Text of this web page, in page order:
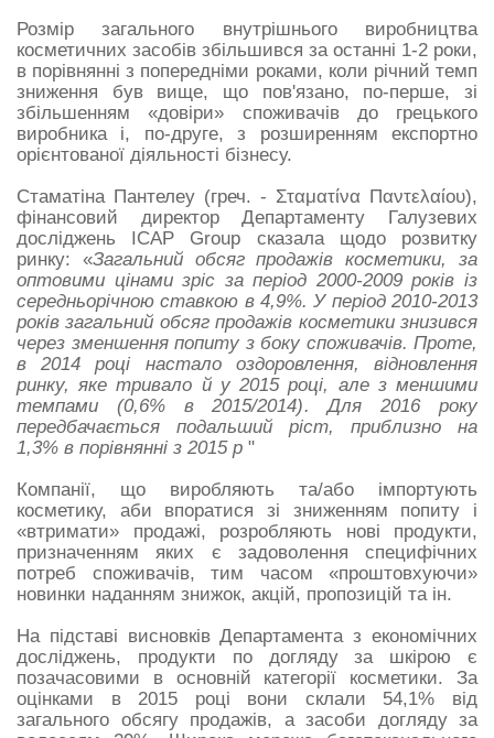
Розмір загального внутрішнього виробництва
косметичних засобів збільшився за останні 1-2 роки,
в порівнянні з попередніми роками, коли річний темп
зниження був вище, що пов'язано, по-перше, зі
збільшенням «довіри» споживачів до грецького
виробника і, по-друге, з розширенням експортно
орієнтованої діяльності бізнесу.
Стаматіна Пантелеу (греч. - Σταματίνα Παντελαίου),
фінансовий директор Департаменту Галузевих
досліджень ICAP Group сказала щодо розвитку
ринку: «Загальний обсяг продажів косметики, за
оптовими цінами зріс за період 2000-2009 років із
середньорічною ставкою в 4,9%. У період 2010-2013
років загальний обсяг продажів косметики знизився
через зменшення попиту з боку споживачів. Проте,
в 2014 році настало оздоровлення, відновлення
ринку, яке тривало й у 2015 році, але з меншими
темпами (0,6% в 2015/2014). Для 2016 року
передбачається подальший ріст, приблизно на
1,3% в порівнянні з 2015 р "
Компанії, що виробляють та/або імпортують
косметику, аби впоратися зі зниженням попиту і
«втримати» продажі, розробляють нові продукти,
призначенням яких є задоволення специфічних
потреб споживачів, тим часом «проштовхуючи»
новинки наданням знижок, акцій, пропозицій та ін.
На підставі висновків Департамента з економічних
досліджень, продукти по догляду за шкірою є
позачасовими в основній категорії косметики. За
оцінками в 2015 році вони склали 54,1% від
загального обсягу продажів, а засоби догляду за